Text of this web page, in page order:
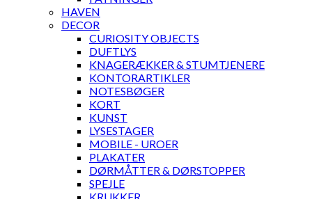
HAVEN
DECOR
CURIOSITY OBJECTS
DUFTLYS
KNAGERÆKKER & STUMTJENERE
KONTORARTIKLER
NOTESBØGER
KORT
KUNST
LYSESTAGER
MOBILE - UROER
PLAKATER
DØRMÅTTER & DØRSTOPPER
SPEJLE